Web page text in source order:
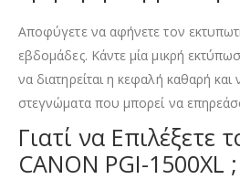
Αποφύγετε να αφήνετε τον
εβδομάδες. Κάντε μία μικρή
να διατηρείται η κεφαλή καθαρή
στεγνώματα που μπορεί να
Γιατί να Επιλέξετε
CANON PGI-1500XL ;